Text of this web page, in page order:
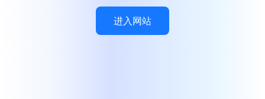
进入网站